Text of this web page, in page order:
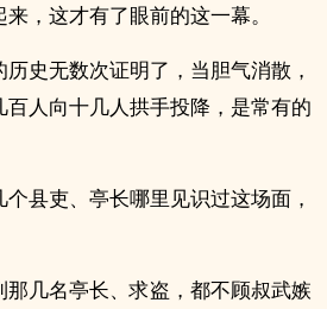
，这才有了眼前的这一幕。
史无数次证明了，当胆气消散，
人向十几人拱手投降，是常有的
县吏、亭长哪里见识过这场面，
那几名亭长、求盗，都不顾叔武嫉